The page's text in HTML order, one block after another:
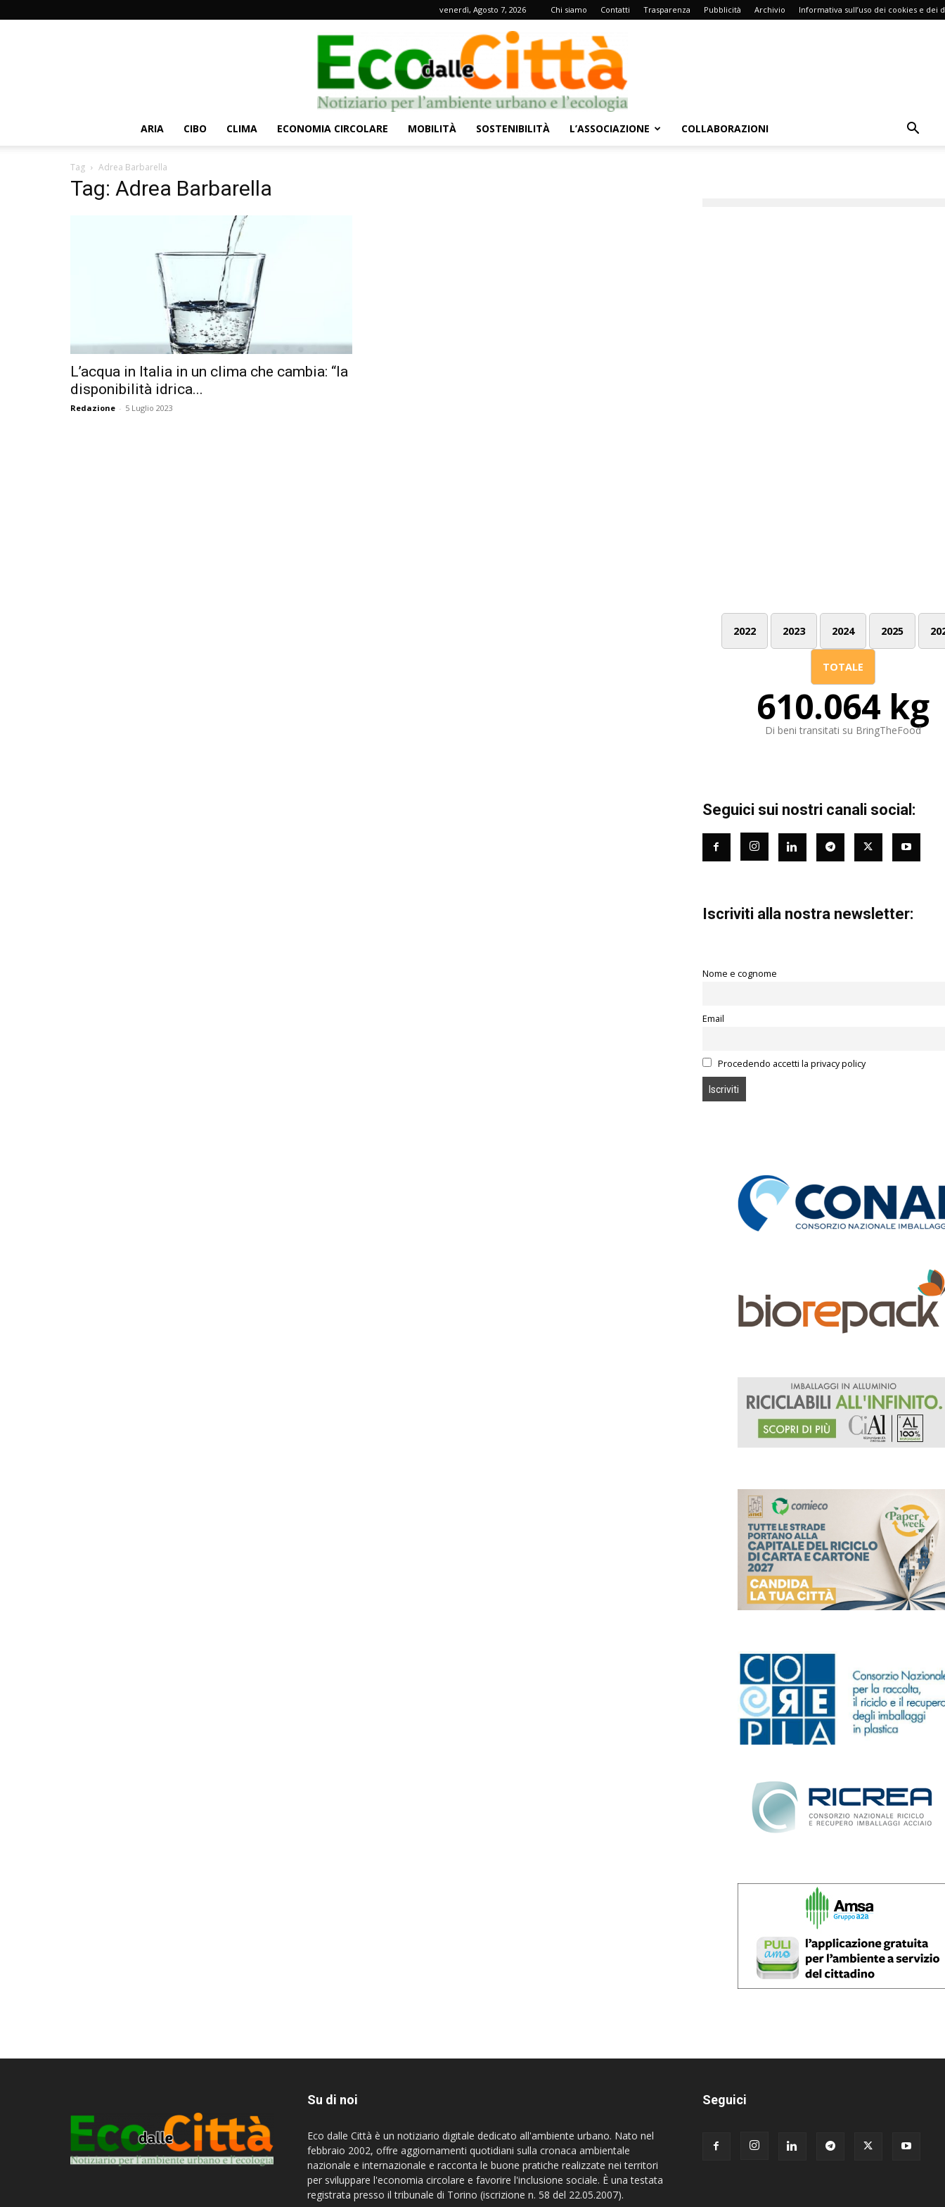
venerdì, Agosto 7, 2026 Chi siamo Contatti Trasparenza Pubblicità Archivio Informativa sull’uso dei cookies e dei
ARIA CIBO CLIMA ECONOMIA CIRCOLARE MOBILITÀ SOSTENIBILITÀ L’ASSOCIAZIONE COLLABORAZIONI
Tag Adrea Barbarella
Tag: Adrea Barbarella
L’acqua in Italia in un clima che cambia: “la
disponibilità idrica...
Redazione - 5 Luglio 2023
2022 2023 2024 2025
TOTALE
610.064 kg
Di beni transitati su BringTheFood
Seguici sui nostri canali social:
Iscriviti alla nostra newsletter:
Nome e cognome
Email
Procedendo accetti la privacy policy
Su di noi
Eco dalle Città è un notiziario digitale dedicato all'ambiente urbano. Nato nel
febbraio 2002, offre aggiornamenti quotidiani sulla cronaca ambientale
nazionale e internazionale e racconta le buone pratiche realizzate nei territori
per sviluppare l'economia circolare e favorire l'inclusione sociale. È una testata
registrata presso il tribunale di Torino (iscrizione n. 58 del 22.05.2007).
Seguici